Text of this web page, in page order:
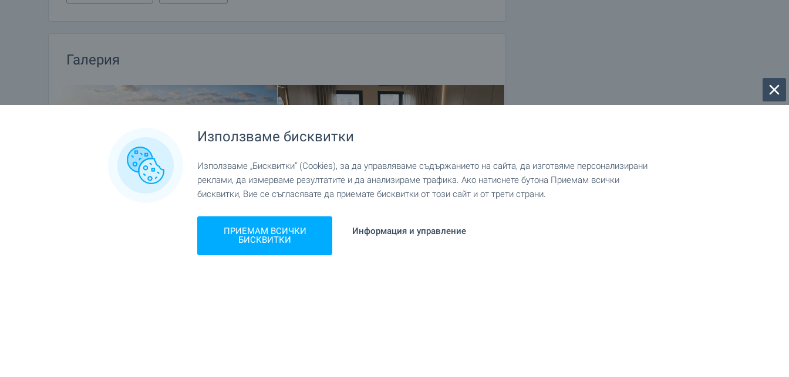
Галерия
Използваме бисквитки
Използваме „Бисквитки“ (Cookies), за да управляваме съдържанието на сайта, да изготвяме персонализирани
реклами, да измерваме резултатите и да анализираме трафика. Ако натиснете бутона Приемам всички
бисквитки, Вие се съгласявате да приемате бисквитки от този сайт и от трети страни.
ПРИЕМАМ ВСИЧКИ
БИСКВИТКИ
Информация и управление